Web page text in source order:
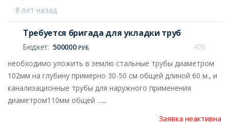
8 лет назад
Требуется бригада для укладки труб
Бюджет: 500000РУБ.
476
необходимо уложить в землю стальные трубы диаметром
102мм на глубину примерно 30-50 см общей длиной 60 м., и
канализационные трубы для наружного применения
диаметром110мм общей ......
Заявка неактивна